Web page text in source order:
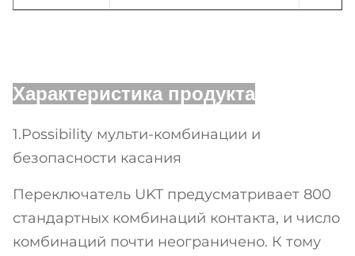
Характеристика продукта
1.Possibility мульти-комбинации и
безопасности касания
Переключатель UKT предусматривает 800
стандартных комбинаций контакта, и число
комбинаций почти неограничено. К тому